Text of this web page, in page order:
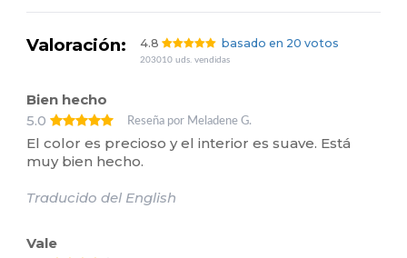
Valoración: 4.8 basado en 20 votos
203010 uds. vendidas
Bien hecho
5.0
Reseña por Meladene G.
El color es precioso y el interior es suave. Está
muy bien hecho.
Traducido del English
Vale